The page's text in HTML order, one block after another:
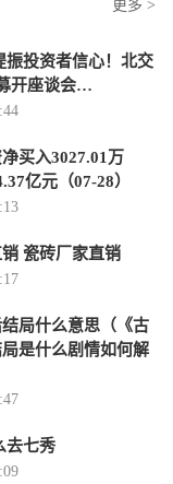
更多 >
振投资者信心！北交
开座谈会…
买入3027.01万
亿元（07-28）
瓷砖厂家直销
局什么意思（《古
是什么剧情如何解
去七秀